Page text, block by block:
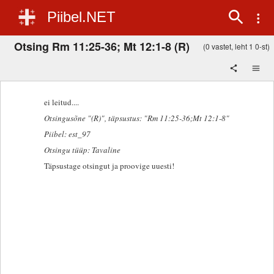
Piibel.NET
Otsing Rm 11:25-36; Mt 12:1-8 (R) (0 vastet, leht 1 0-st)
ei leitud....
Otsingusõne "(R)" , täpsustus: "Rm 11:25-36;Mt 12:1-8"
Piibel: est_97
Otsingu tüüp: Tavaline
Täpsustage otsingut ja proovige uuesti!